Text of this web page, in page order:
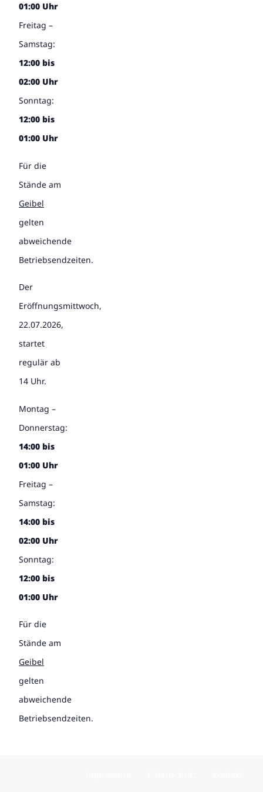
01:00 Uhr
Freitag –
Samstag:
12:00 bis
02:00 Uhr
Sonntag:
12:00 bis
01:00 Uhr
Für die
Stände am
Geibel
gelten
abweichende
Betriebsendzeiten.
Der
Eröffnungsmittwoch,
22.07.2026,
startet
regulär ab
14 Uhr.
Montag –
Donnerstag:
14:00 bis
01:00 Uhr
Freitag –
Samstag:
14:00 bis
02:00 Uhr
Sonntag:
12:00 bis
01:00 Uhr
Für die
Stände am
Geibel
gelten
abweichende
Betriebsendzeiten.